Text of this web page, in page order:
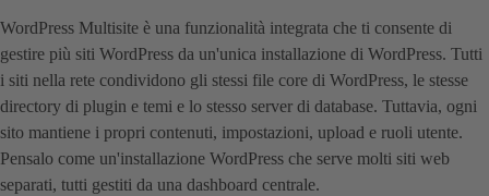
WordPress Multisite è una funzionalità integrata che ti consente di
gestire più siti WordPress da un'unica installazione di WordPress. Tutti
i siti nella rete condividono gli stessi file core di WordPress, le stesse
directory di plugin e temi e lo stesso server di database. Tuttavia, ogni
sito mantiene i propri contenuti, impostazioni, upload e ruoli utente.
Pensalo come un'installazione WordPress che serve molti siti web
separati, tutti gestiti da una dashboard centrale.